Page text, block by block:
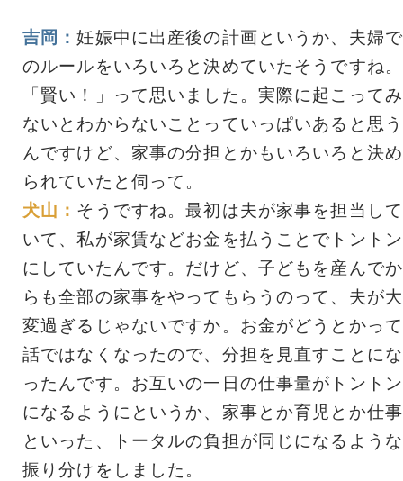
吉岡：妊娠中に出産後の計画というか、夫婦で
のルールをいろいろと決めていたそうですね。
「賢い！」って思いました。実際に起こってみ
ないとわからないことっていっぱいあると思う
んですけど、家事の分担とかもいろいろと決め
られていたと伺って。
犬山： そうですね。最初は夫が家事を担当して
いて、私が家賃などお金を払うことでトントン
にしていたんです。だけど、子どもを産んでか
らも全部の家事をやってもらうのって、夫が大
変過ぎるじゃないですか。お金がどうとかって
話ではなくなったので、分担を見直すことにな
ったんです。お互いの一日の仕事量がトントン
になるようにというか、家事とか育児とか仕事
といった、トータルの負担が同じになるような
振り分けをしました。